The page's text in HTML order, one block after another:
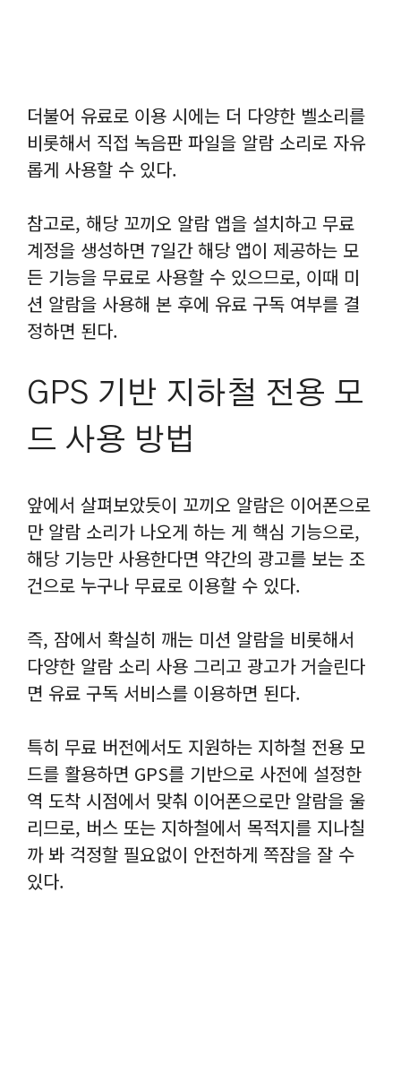
더불어 유료로 이용 시에는 더 다양한 벨소리를
비롯해서 직접 녹음판 파일을 알람 소리로 자유
롭게 사용할 수 있다.
참고로, 해당 꼬끼오 알람 앱을 설치하고 무료
계정을 생성하면 7일간 해당 앱이 제공하는 모
든 기능을 무료로 사용할 수 있으므로, 이때 미
션 알람을 사용해 본 후에 유료 구독 여부를 결
정하면 된다.
GPS 기반 지하철 전용 모
드 사용 방법
앞에서 살펴보았듯이 꼬끼오 알람은 이어폰으로
만 알람 소리가 나오게 하는 게 핵심 기능으로,
해당 기능만 사용한다면 약간의 광고를 보는 조
건으로 누구나 무료로 이용할 수 있다.
즉, 잠에서 확실히 깨는 미션 알람을 비롯해서
다양한 알람 소리 사용 그리고 광고가 거슬린다
면 유료 구독 서비스를 이용하면 된다.
특히 무료 버전에서도 지원하는 지하철 전용 모
드를 활용하면 GPS를 기반으로 사전에 설정한
역 도착 시점에서 맞춰 이어폰으로만 알람을 울
리므로, 버스 또는 지하철에서 목적지를 지나칠
까 봐 걱정할 필요없이 안전하게 쪽잠을 잘 수
있다.